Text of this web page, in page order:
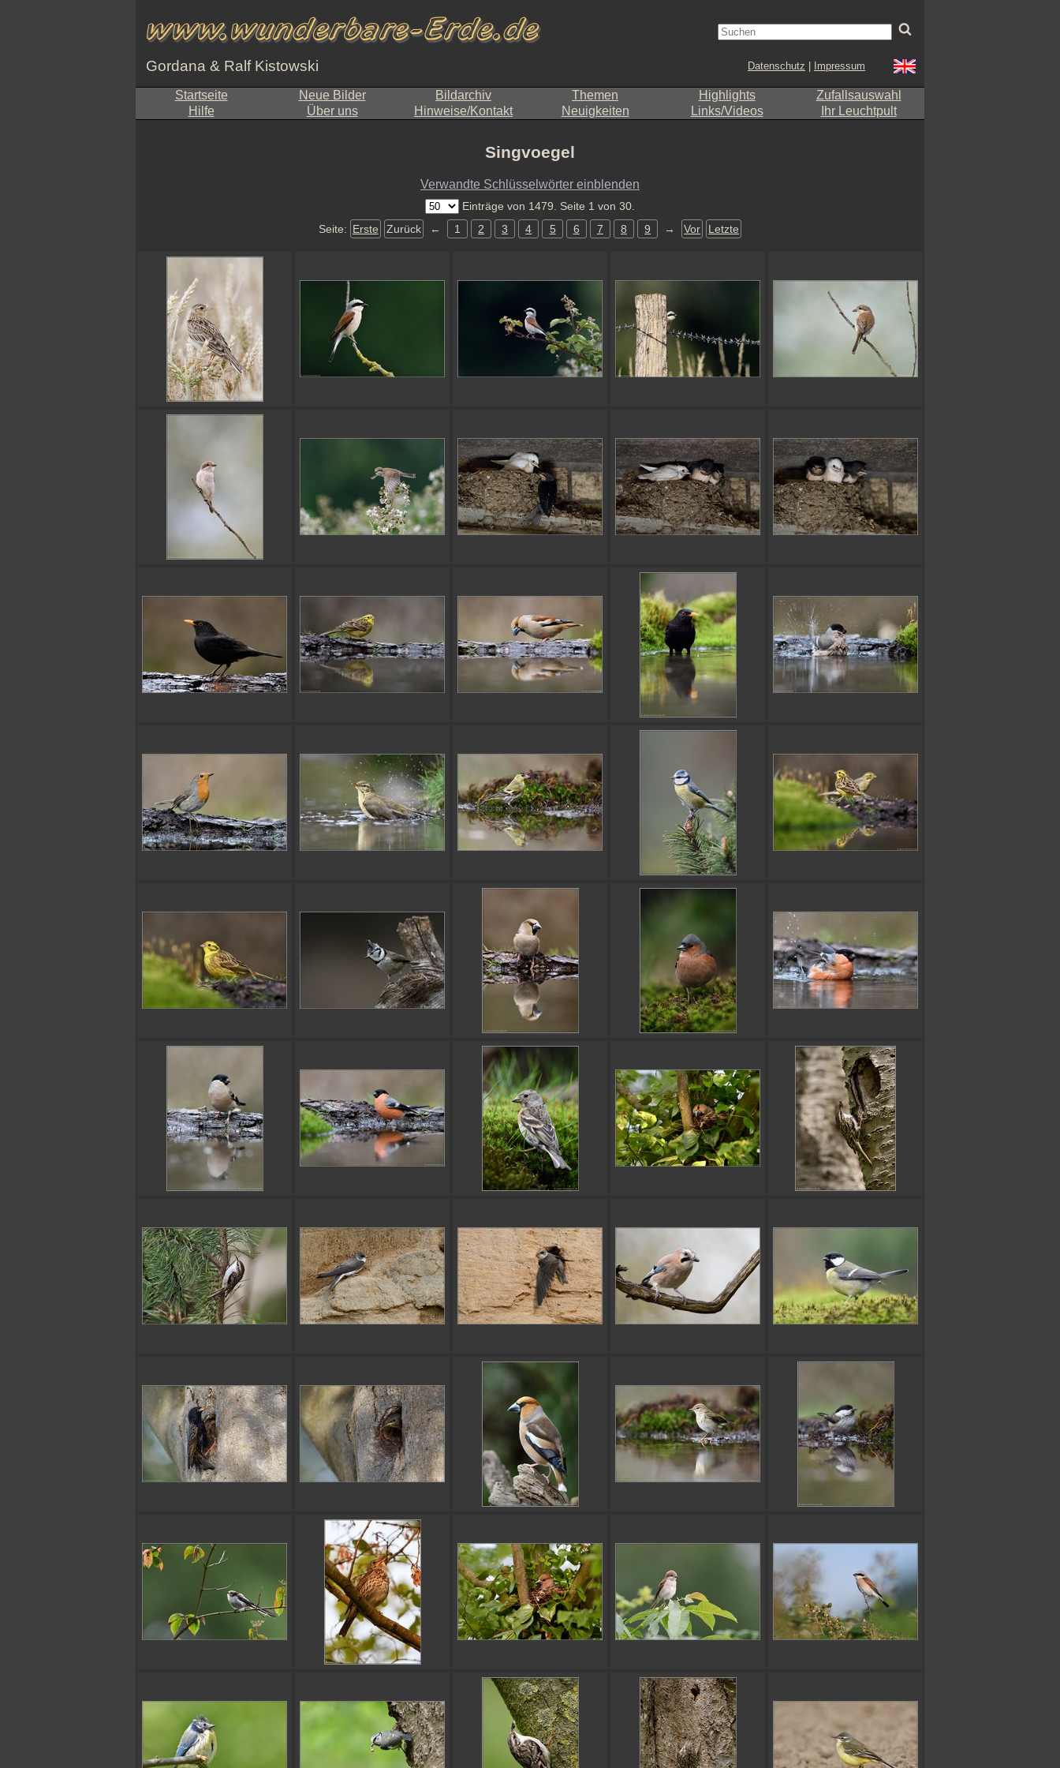
Gordana & Ralf Kistowski Datenschutz Impressum
Startseite Neue Bilder Bildarchiv Themen Highlights
Zufallsauswahl
Hilfe
Über uns Hinweise/Kontakt Neuigkeiten Links/Videos Ihr Leuchtpult
Singvoegel
Verwandte Schlüsselwörter einblenden
Einträge von 1479. Seite 1 von 30.
Seite: Erste Zurück ← 1 2 3 4 5 6 7 8 9 → Vor Letzte